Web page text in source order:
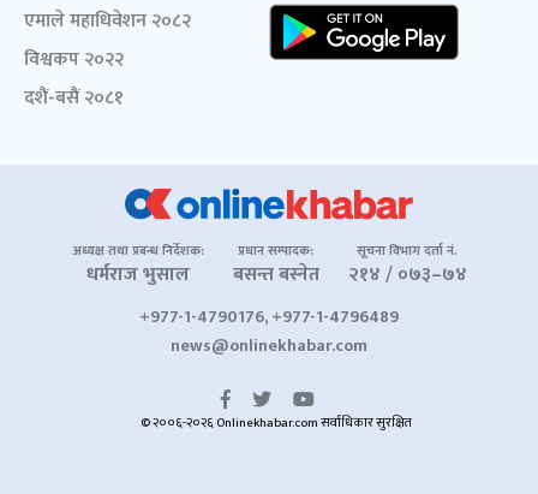
एमाले महाधिवेशन २०८२
विश्वकप २०२२
दशैं-बसैं २०८१
अध्यक्ष तथा प्रबन्ध निर्देशक:
धर्मराज भुसाल
प्रधान सम्पादक:
बसन्त बस्नेत
सूचना विभाग दर्ता नं.
२१४ / ०७३–७४
+977-1-4790176, +977-1-4796489
news@onlinekhabar.com
© २००६-२०२६ Onlinekhabar.com सर्वाधिकार सुरक्षित